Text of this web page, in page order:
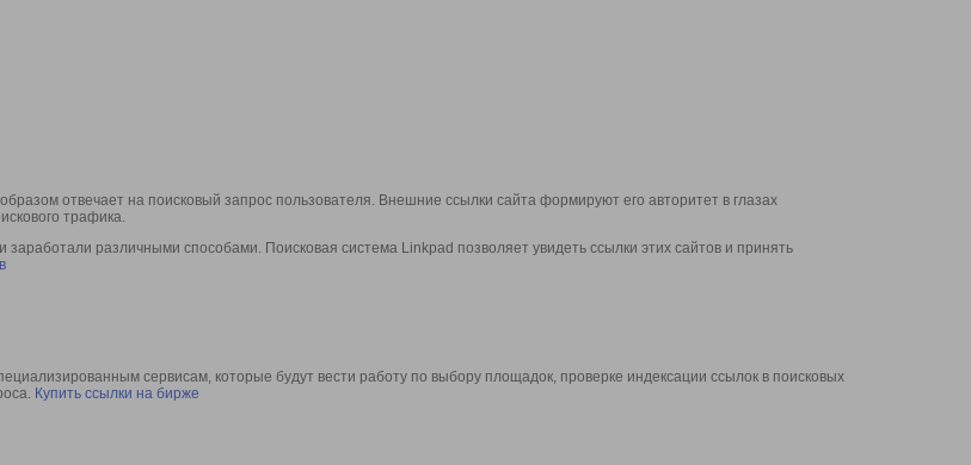
отвечает на поисковый запрос пользователя. Внешние ссылки сайта формируют его авторитет в глазах
трафика.
различными способами. Поисковая система Linkpad позволяет увидеть ссылки этих сайтов и принять
сервисам, которые будут вести работу по выбору площадок, проверке индексации ссылок в поисковых
Купить ссылки на бирже